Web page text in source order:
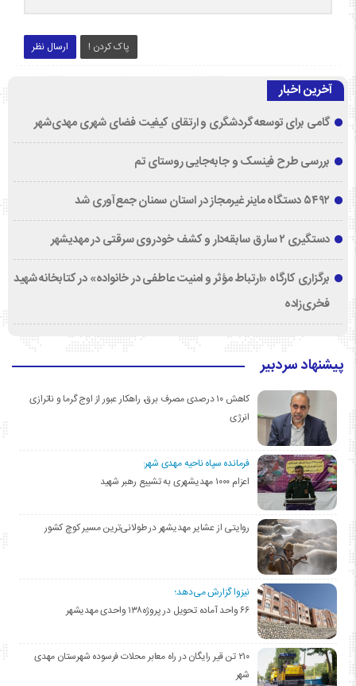
ارسال نظر پاک کردن !
آخرین اخبار
گامی برای توسعه گردشگری و ارتقای کیفیت فضای شهری مهدی‌شهر
بررسی طرح فینسک و جابه‌جایی روستای تم
۵۴۹۲ دستگاه ماینر غیرمجاز در استان سمنان جمع‌آوری شد
دستگیری ۲ سارق سابقه‌دار و کشف خودروی سرقتی در مهدیشهر
برگزاری کارگاه «ارتباط مؤثر و امنیت عاطفی در خانواده» در کتابخانه شهید
فخری‌زاده
پیشنهاد سردبیر
کاهش ۱۰ درصدی مصرف برق، راهکار عبور از اوج گرما و ناترازی
انرژی
فرمانده سپاه ناحیه مهدی شهر:
اعزام ۱۰۰۰ مهدیشهری به تشییع رهبر شهید
روایتی از عشایر مهدیشهر در طولانی‌ترین مسیر کوچ کشور
نیزوا گزارش می‌دهد؛
۶۶ واحد آماده تحویل در پروژه۱۳۸ واحدی مهدیشهر
۲۱۰ تن قیر رایگان در راه معابر محلات فرسوده شهرستان مهدی
شهر